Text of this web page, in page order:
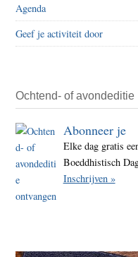
Agenda
Geef je activiteit door
Ochtend- of avondeditie
Abonneer je
Elke dag gratis
Boeddhistisch
Inschrijven »